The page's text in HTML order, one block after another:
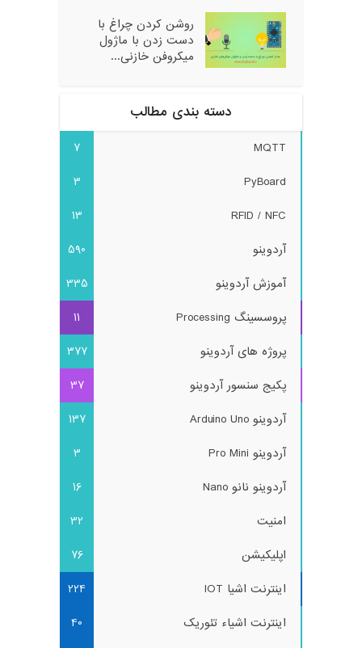
روشن کردن چراغ با
دست زدن با ماژول
میکروفن خازنی...
دسته بندی مطالب
MQTT
7
PyBoard
3
RFID / NFC
13
آردوینو
590
آموزش آردوینو
335
پروسسینگ Processing
11
پروژه های آردوینو
377
پکیج سنسور آردوینو
37
آردوینو Arduino Uno
137
آردوینو Pro Mini
3
آردوینو نانو Nano
16
امنیت
32
اپلیکیشن
76
اینترنت اشیا IOT
224
اینترنت اشیاء تئوریک
40